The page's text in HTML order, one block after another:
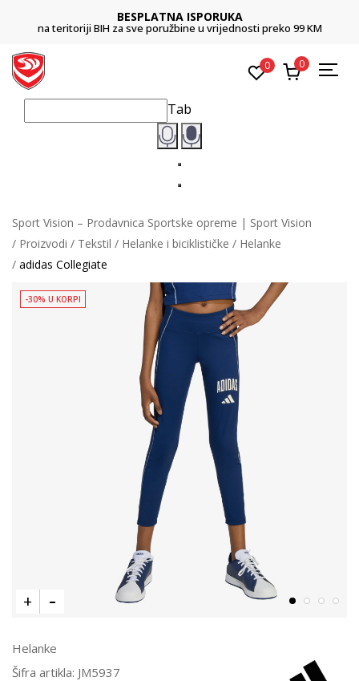
BESPLATNA ISPORUKA
na teritoriji BIH za sve poružbine u vrijednosti preko 99 KM
0 0
Tab
Sport Vision – Prodavnica Sportske opreme | Sport Vision
Proizvodi
Tekstil Helanke i biciklističke
Helanke
adidas Collegiate
-30% U KORPI
Helanke
Šifra artikla: JM5937